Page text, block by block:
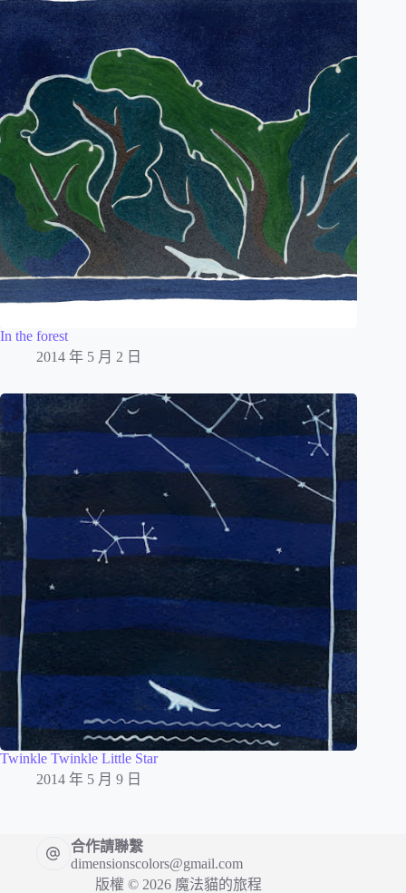
In the forest
2014 年 5 月 2 日
Twinkle Twinkle Little Star
2014 年 5 月 9 日
合作請聯繫
dimensionscolors@gmail.com
版權 © 2026 魔法貓的旅程